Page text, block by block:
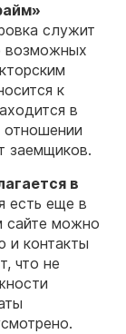
служит
возможных
к
в
отношении
заемщиков.
в
есть еще в
сайте можно
и контакты
что не